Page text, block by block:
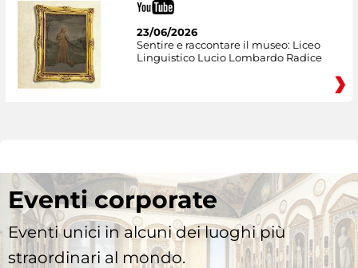
23/06/2026
Sentire e raccontare il museo: Liceo
Linguistico Lucio Lombardo Radice
Eventi corporate
Eventi unici in alcuni dei luoghi più
straordinari al mondo.